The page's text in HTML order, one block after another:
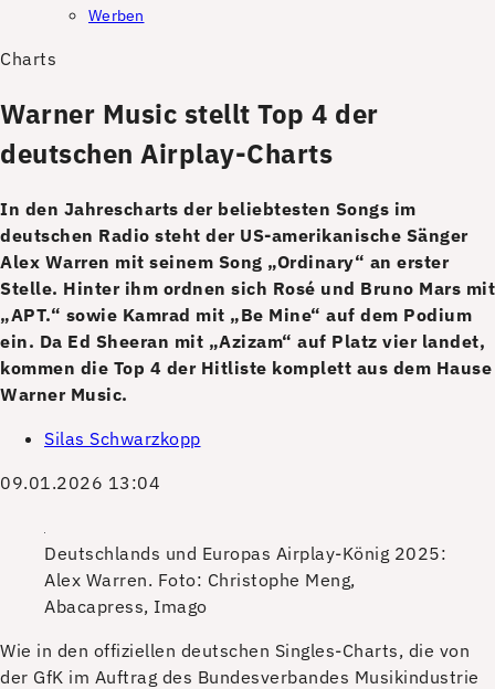
Werben
Charts
Warner Music stellt Top 4 der
deutschen Airplay-Charts
In den Jahrescharts der beliebtesten Songs im
deutschen Radio steht der US-amerikanische Sänger
Alex Warren mit seinem Song „Ordinary“ an erster
Stelle. Hinter ihm ordnen sich Rosé und Bruno Mars mit
„APT.“ sowie Kamrad mit „Be Mine“ auf dem Podium
ein. Da Ed Sheeran mit „Azizam“ auf Platz vier landet,
kommen die Top 4 der Hitliste komplett aus dem Hause
Warner Music.
Silas Schwarzkopp
09.01.2026 13:04
Deutschlands und Europas Airplay-König 2025:
Alex Warren. Foto: Christophe Meng,
Abacapress, Imago
Wie in den offiziellen deutschen Singles-Charts, die von
der GfK im Auftrag des Bundesverbandes Musikindustrie